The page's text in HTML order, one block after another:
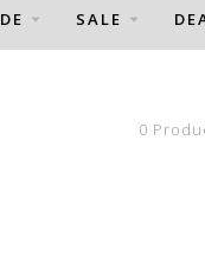
SALE
0